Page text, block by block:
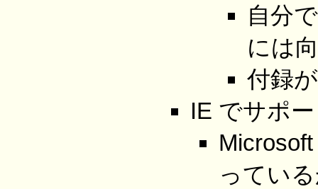
自分
には
付録
IE でサポ
ってい